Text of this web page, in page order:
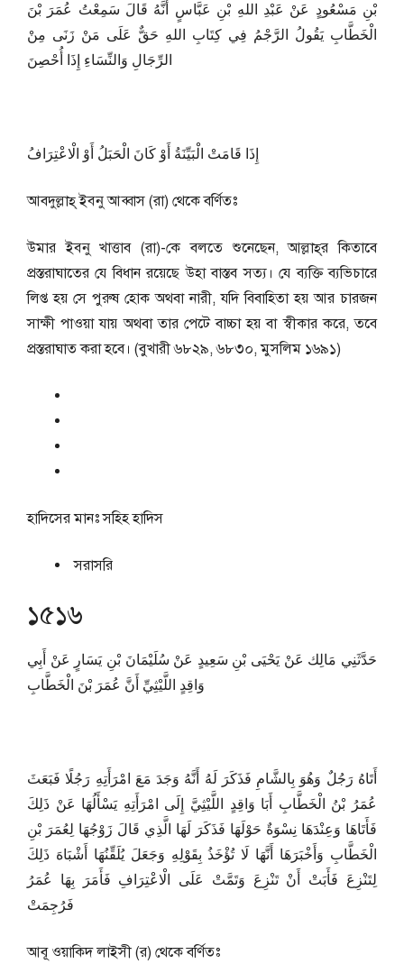
بْنِ مَسْعُودٍ عَنْ عَبْدِ اللهِ بْنِ عَبَّاسٍ أَنَّهُ قَالَ سَمِعْتُ عُمَرَ بْنَ
الْخَطَّابِ يَقُولُ الرَّجْمُ فِي كِتَابِ اللهِ حَقٌّ عَلَى مَنْ زَنَى مِنْ
الرِّجَالِ وَالنِّسَاءِ إِذَا أُحْصِنَ
إِذَا قَامَتْ الْبَيِّنَةُ أَوْ كَانَ الْحَبَلُ أَوْ الْاعْتِرَافُ
আবদুল্লাহ্ ইব্নু আব্বাস (রা) থেকে বর্ণিতঃ
উমার ইব্নু খাত্তাব (রা)-কে বলতে শুনেছেন, আল্লাহ্‌র কিতাবে
প্রস্তরাঘাতের যে বিধান রয়েছে উহা বাস্তব সত্য। যে ব্যক্তি ব্যভিচারে
লিপ্ত হয় সে পুরুষ হোক অথবা নারী, যদি বিবাহিতা হয় আর চারজন
সাক্ষী পাওয়া যায় অথবা তার পেটে বাচ্চা হয় বা স্বীকার করে, তবে
প্রস্তরাঘাত করা হবে। (বুখারী ৬৮২৯, ৬৮৩০, মুসলিম ১৬৯১)
হাদিসের মানঃসহিহ হাদিস
সরাসরি
১৫১৬
حَدَّثَنِي مَالِك عَنْ يَحْيَى بْنِ سَعِيدٍ عَنْ سُلَيْمَانَ بْنِ يَسَارٍ عَنْ أَبِي
وَاقِدٍ اللَّيْثِيِّ أَنَّ عُمَرَ بْنَ الْخَطَّابِ
أَتَاهُ رَجُلٌ وَهُوَ بِالشَّامِ فَذَكَرَ لَهُ أَنَّهُ وَجَدَ مَعَ امْرَأَتِهِ رَجُلًا فَبَعَثَ
عُمَرُ بْنُ الْخَطَّابِ أَبَا وَاقِدٍ اللَّيْثِيَّ إِلَى امْرَأَتِهِ يَسْأَلُهَا عَنْ ذَلِكَ
فَأَتَاهَا وَعِنْدَهَا نِسْوَةٌ حَوْلَهَا فَذَكَرَ لَهَا الَّذِي قَالَ زَوْجُهَا لِعُمَرَ بْنِ
الْخَطَّابِ وَأَخْبَرَهَا أَنَّهَا لَا تُؤْخَذُ بِقَوْلِهِ وَجَعَلَ يُلَقِّنُهَا أَشْبَاهَ ذَلِكَ
لِتَنْزِعَ فَأَبَتْ أَنْ تَنْزِعَ وَتَمَّتْ عَلَى الْاعْتِرَافِ فَأَمَرَ بِهَا عُمَرُ
فَرُجِمَتْ
আবূ ওয়াকিদ লাইসী (র) থেকে বর্ণিতঃ